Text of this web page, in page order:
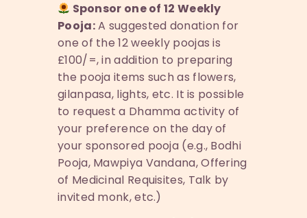
Sponsor one of 12 Weekly
Pooja:A suggested donation for
one of the 12 weekly poojas is
£100/=, in addition to preparing
the pooja items such as flowers,
gilanpasa, lights, etc. It is possible
to request a Dhamma activity of
your preference on the day of
your sponsored pooja (e.g., Bodhi
Pooja, Mawpiya Vandana, Offering
of Medicinal Requisites, Talk by
invited monk, etc.)